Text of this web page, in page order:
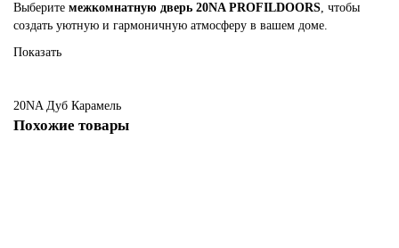
Выберите межкомнатную дверь 20NA PROFILDOORS, чтобы
создать уютную и гармоничную атмосферу в вашем доме.
Показать
20NA Дуб Карамель
Похожие товары